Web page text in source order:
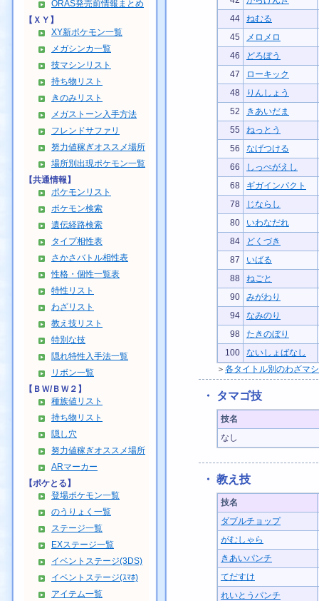
ORAS発売前情報まとめ
【ＸＹ】
XY新ポケモン一覧
メガシンカ一覧
技マシンリスト
持ち物リスト
きのみリスト
メガストーン入手方法
フレンドサファリ
努力値稼ぎオススメ場所
場所別出現ポケモン一覧
【共通情報】
ポケモンリスト
ポケモン検索
遺伝経路検索
タイプ相性表
さかさバトル相性表
性格・個性一覧表
特性リスト
わざリスト
教え技リスト
特別な技
隠れ特性入手法一覧
リボン一覧
【ＢＷ/ＢＷ２】
種族値リスト
持ち物リスト
隠し穴
努力値稼ぎオススメ場所
ARマーカー
【ポケとる】
登場ポケモン一覧
のうりょく一覧
ステージ一覧
EXステージ一覧
イベントステージ(3DS)
イベントステージ(ｽﾏﾎ)
アイテム一覧
44
ねむる
45
メロメロ
46
どろぼう
47
ローキック
48
りんしょう
52
きあいだま
55
ねっとう
56
なげつける
66
しっぺがえし
68
ギガインパクト
78
じならし
80
いわなだれ
84
どくづき
87
いばる
88
ねごと
90
みがわり
94
なみのり
98
たきのぼり
100
ないしょばなし
＞ 各タイトル別のわざマ
・ タマゴ技
技名
なし
・ 教え技
技名
ダブルチョップ
がむしゃら
きあいパンチ
てだすけ
れいとうパンチ